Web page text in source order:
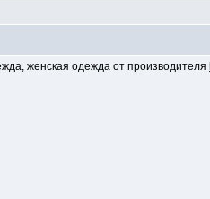
женская одежда от производителя